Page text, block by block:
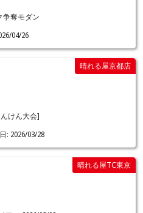
争奪モダン
04/26
けん大会]
: 2026/03/28
晴れる屋京都店
晴れる屋TC東京